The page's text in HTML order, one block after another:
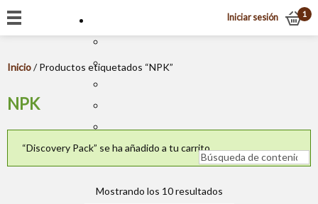
Iniciar sesión 1
Inicio/ Productos etiquetados “NPK”
NPK
“Discovery Pack” se ha añadido a tu carrito.
Mostrando los 10 resultados